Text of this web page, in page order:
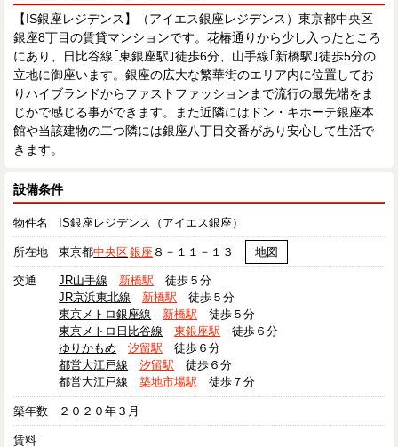
【IS銀座レジデンス】（アイエス銀座レジデンス）東京都中央区
銀座8丁目の賃貸マンションです。花椿通りから少し入ったところ
にあり、日比谷線｢東銀座駅｣徒歩6分、山手線｢新橋駅｣徒歩5分の
立地に御座います。銀座の広大な繁華街のエリア内に位置してお
りハイブランドからファストファッションまで流行の最先端をま
じかで感じる事ができます。また近隣にはドン・キホーテ銀座本
館や当該建物の二つ隣には銀座八丁目交番があり安心して生活で
きます。
設備条件
物件名 IS銀座レジデンス（アイエス銀座）
所在地 東京都中央区銀座 ８－１１－１３ 地図
交通 JR山手線 新橋駅 徒歩５分
JR京浜東北線
新橋駅 徒歩５分
東京メトロ銀座線
新橋駅 徒歩５分
東京メトロ日比谷線
東銀座駅 徒歩６分
ゆりかもめ
汐留駅 徒歩６分
都営大江戸線
汐留駅 徒歩６分
都営大江戸線
築地市場駅 徒歩７分
築年数 ２０２０年３月
賃料